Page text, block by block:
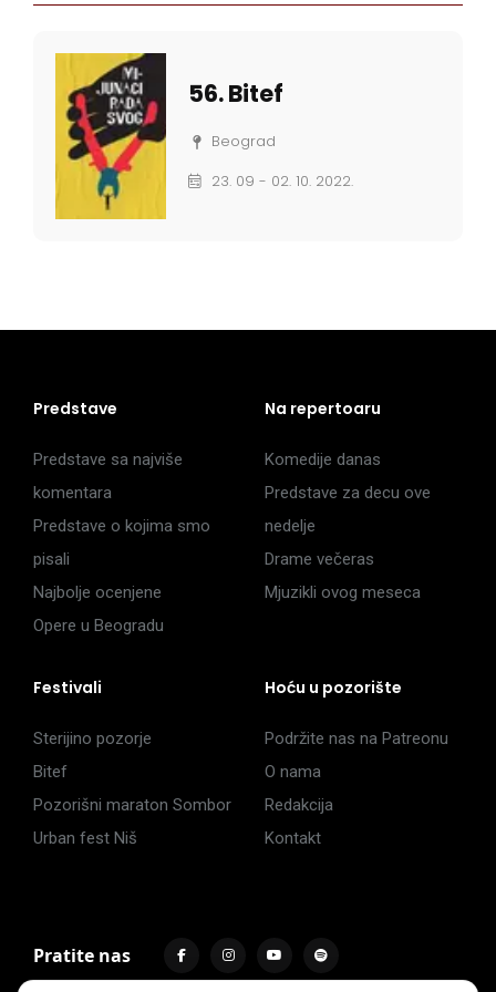
56. Bitef
Beograd
23. 09 - 02. 10. 2022.
Predstave
Predstave sa najviše
komentara
Predstave o kojima smo
pisali
Najbolje ocenjene
Opere u Beogradu
Na repertoaru
Komedije danas
Predstave za decu ove
nedelje
Drame večeras
Mjuzikli ovog meseca
Festivali
Sterijino pozorje
Bitef
Pozorišni maraton Sombor
Urban fest Niš
Hoću u pozorište
Podržite nas na Patreonu
O nama
Redakcija
Kontakt
Pratite nas